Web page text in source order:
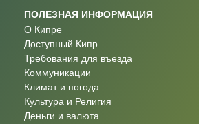
ПОЛЕЗНАЯ ИНФОРМАЦИЯ
О Кипре
Доступный Кипр
Требования для въезда
Коммуникации
Климат и погода
Культура и Религия
Деньги и валюта